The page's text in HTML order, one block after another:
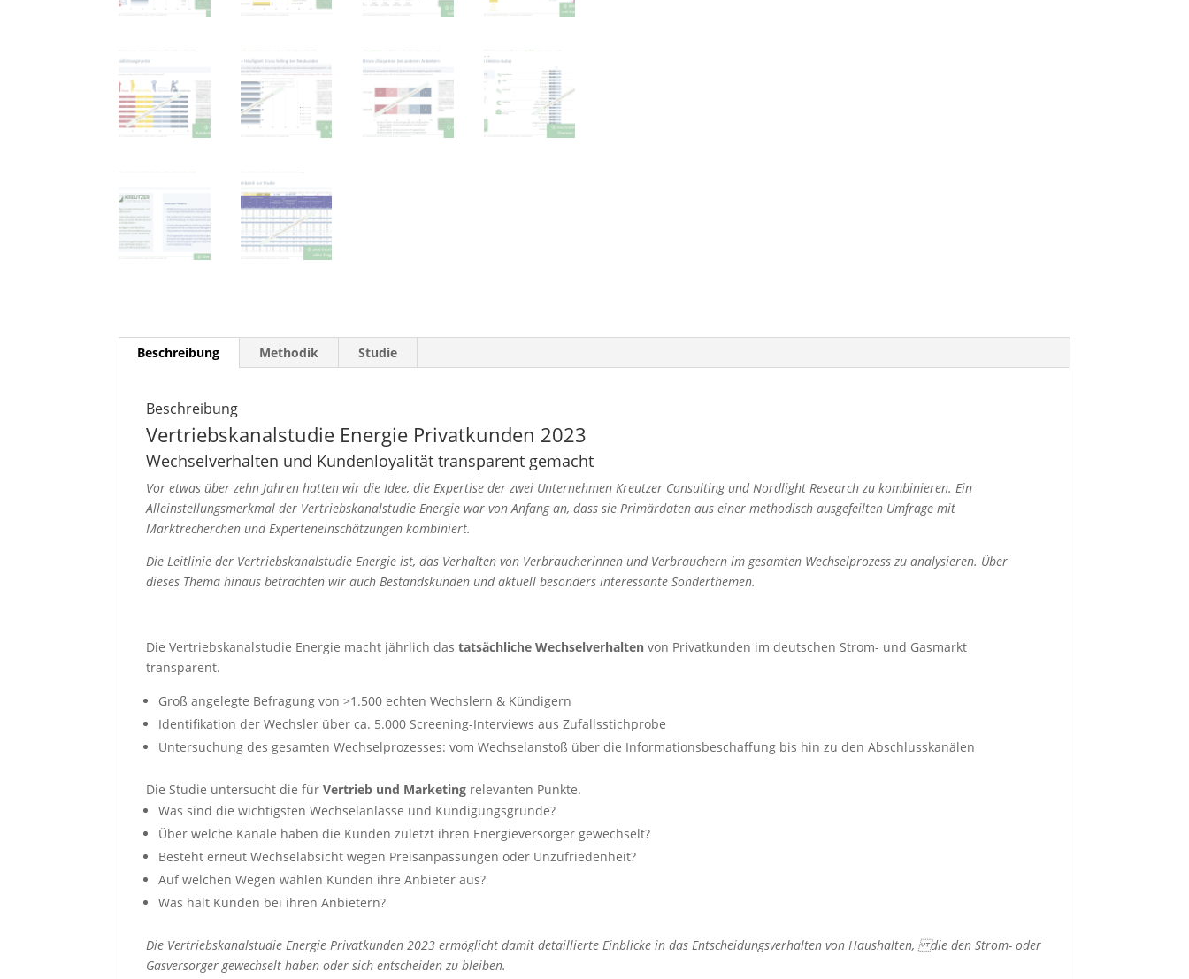
Beschreibung Methodik Studie
Beschreibung
Vertriebskanalstudie Energie Privatkunden 2023
Wechselverhalten und Kundenloyalität transparent gemacht
Vor etwas über zehn Jahren hatten wir die Idee, die Expertise der zwei Unternehmen Kreutzer Consulting und Nordlight Research zu kombinieren. Ein
Alleinstellungsmerkmal der Vertriebskanalstudie Energie war von Anfang an, dass sie Primärdaten aus einer methodisch ausgefeilten Umfrage mit
Marktrecherchen und Experteneinschätzungen kombiniert.
Die Leitlinie der Vertriebskanalstudie Energie ist, das Verhalten von Verbraucherinnen und Verbrauchern im gesamten Wechselprozess zu analysieren. Über
dieses Thema hinaus betrachten wir auch Bestandskunden und aktuell besonders interessante Sonderthemen.
Die Vertriebskanalstudie Energie macht jährlich dastatsächliche Wechselverhalten von Privatkunden im deutschen Strom- und Gasmarkt
transparent.
Groß angelegte Befragung von >1.500 echten Wechslern & Kündigern
Identifikation der Wechsler über ca. 5.000 Screening-Interviews aus Zufallsstichprobe
Untersuchung des gesamten Wechselprozesses: vom Wechselanstoß über die Informationsbeschaffung bis hin zu den Abschlusskanälen
Die Studie untersucht die fürVertrieb und Marketing relevanten Punkte.
Was sind die wichtigsten Wechselanlässe und Kündigungsgründe?
Über welche Kanäle haben die Kunden zuletzt ihren Energieversorger gewechselt?
Besteht erneut Wechselabsicht wegen Preisanpassungen oder Unzufriedenheit?
Auf welchen Wegen wählen Kunden ihre Anbieter aus?
Was hält Kunden bei ihren Anbietern?
Die Vertriebskanalstudie Energie Privatkunden 2023 ermöglicht damit detaillierte Einblicke in das Entscheidungsverhalten von Haushalten, die den Strom- oder
Gasversorger gewechselt haben oder sich entscheiden zu bleiben.